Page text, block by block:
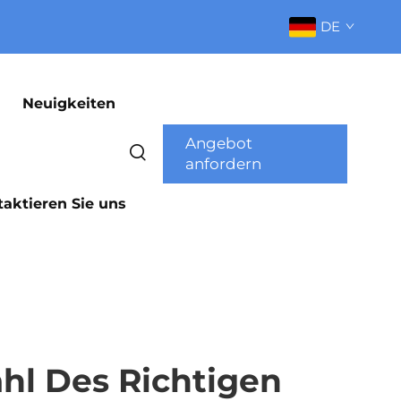
DE
Neuigkeiten
Sie uns
Angebot
anfordern
Des Richtigen